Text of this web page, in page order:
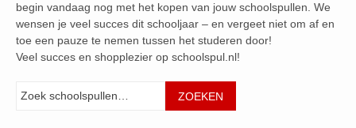
begin vandaag nog met het kopen van jouw schoolspullen. We
wensen je veel succes dit schooljaar – en vergeet niet om af en
toe een pauze te nemen tussen het studeren door!
Veel succes en shopplezier op schoolspul.nl!
Zoeken
ZOEKEN